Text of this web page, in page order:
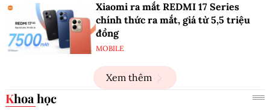
Xiaomi ra mắt REDMI 17 Series
chính thức ra mắt, giá từ 5,5 triệu
đồng
MOBILE
Xem thêm
Khoa học